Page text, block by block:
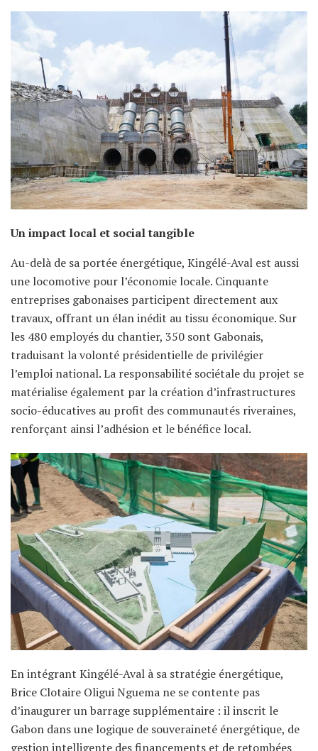
Un impact local et social tangible
Au-delà de sa portée énergétique, Kingélé-Aval est aussi
une locomotive pour l’économie locale. Cinquante
entreprises gabonaises participent directement aux
travaux, offrant un élan inédit au tissu économique. Sur
les 480 employés du chantier, 350 sont Gabonais,
traduisant la volonté présidentielle de privilégier
l’emploi national. La responsabilité sociétale du projet se
matérialise également par la création d’infrastructures
socio-éducatives au profit des communautés riveraines,
renforçant ainsi l’adhésion et le bénéfice local.
En intégrant Kingélé-Aval à sa stratégie énergétique,
Brice Clotaire Oligui Nguema ne se contente pas
d’inaugurer un barrage supplémentaire : il inscrit le
Gabon dans une logique de souveraineté énergétique, de
gestion intelligente des financements et de retombées